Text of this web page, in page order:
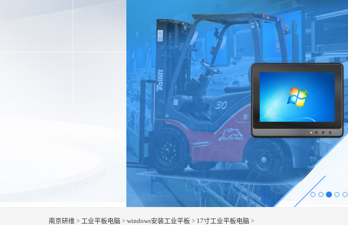
南京研维 > 工业平板电脑 > windows安装工业平板 > 17寸工业平板电脑 >